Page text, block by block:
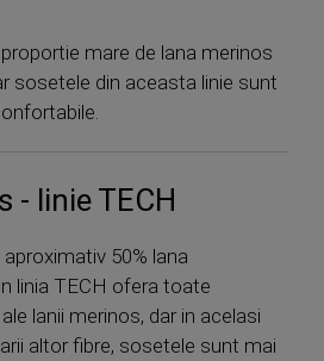
mare de lana merinos
sosetele din aceasta linie sunt
- linie TECH
50% lana
linia TECH ofera toate
lanii merinos, dar in acelasi
altor fibre, sosetele sunt mai